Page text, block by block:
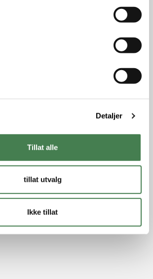
Detaljer
Tillat alle
tillat utvalg
Ikke tillat